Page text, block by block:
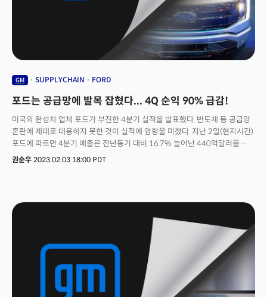
유료 구독자 전체를 홍보 타깃으로 삼겠다는 전략입니다. 여기에 전통적인
제조산업에서 전동화와 함께 서비스, 엔터테인먼트 산업으로의 진출이라는
의미도 담겨 있습니다. 반대로 넷플릭스가 얻을 수 있는 이점은 무엇일까요.
올해 CES2023에서 팁을 얻을 수 있었는데요. CES2023은 가전이 아닌
'차전'이라는 말이 나올 정도로 모빌리티가 중심이 된 무대였습니다. 이제
장착되는데요. 미래 엔터테인먼트 공간이 될 차에 콘텐츠를 제공하고자 하는
이동'이 서서히 모습을 드러내고 있습니다.
GM SUPPLYCHAIN FORD
포드는 공급망에 발목 잡혔다... 4Q 순익 90% 급감!
미국의 완성차 업체 포드가 부진한 4분기 실적을 발표했다. 반도체 등 공급망
혼란에 제대로 대응하지 못한 것이 실적에 영향을 미쳤다. 지난 2일(현지시간)
포드에 따르면 4분기 매출은 전년동기 대비 16.7% 늘어난 440억달러를
기록했다. 레피니티브가 집계한 월가 애널리스트 예상치 403억
예상한 62센트에 미치지 못했다. CNBC는 "1년간 20억달러의 손실을
기록했다"며 "이는 2021년 순익에서 200억달러나 감소한 수치"라고
설명했다. 지난해 연간 세전 이익도 회사가 제시한 목표치에 도달하지 못했다.
포드의 연간 세전 이익은 104억달러를 기록했다. 앞서 포드가 제시한
전망치는 115억∼125억달러였다. 우울한 실적을 발표한 포드는 3일
(현지시간) 뉴욕 주식시장에서 전 거래일 대비 7.61% 급감한 13.23달러에
권순우 2023.02.03 18:00 PDT